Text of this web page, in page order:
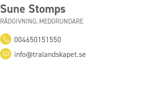
Sune Stomps
RÅDGIVNING, MEDGRUNDARE
004650151550
info@tralandskapet.se